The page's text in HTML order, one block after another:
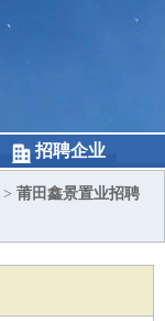
招聘企业
> 莆田鑫景置业招聘